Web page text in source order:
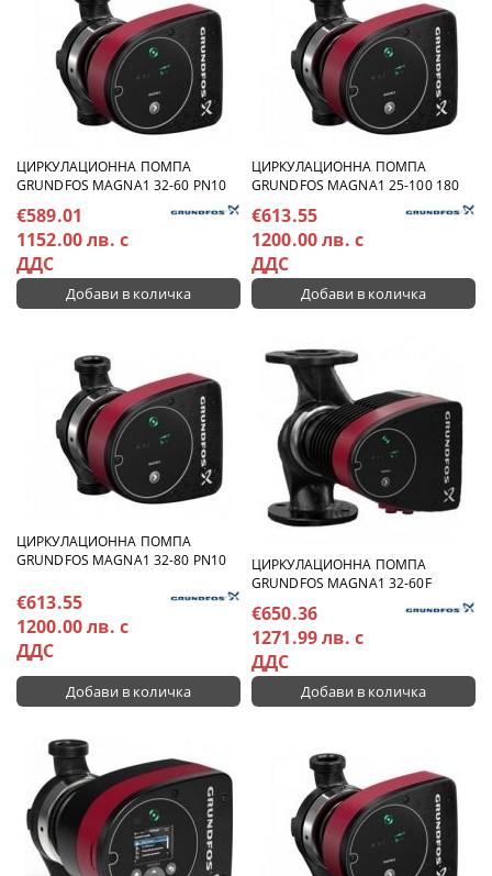
ЦИРКУЛАЦИОННА ПОМПА
GRUNDFOS MAGNA1 32-60 PN10
€589.01
1152.00 лв. с
ДДС
ЦИРКУЛАЦИОННА ПОМПА
GRUNDFOS MAGNA1 25-100 180
€613.55
1200.00 лв. с
ДДС
ЦИРКУЛАЦИОННА ПОМПА
GRUNDFOS MAGNA1 32-80 PN10
€613.55
1200.00 лв. с
ДДС
ЦИРКУЛАЦИОННА ПОМПА
GRUNDFOS MAGNA1 32-60F
€650.36
1271.99 лв. с
ДДС